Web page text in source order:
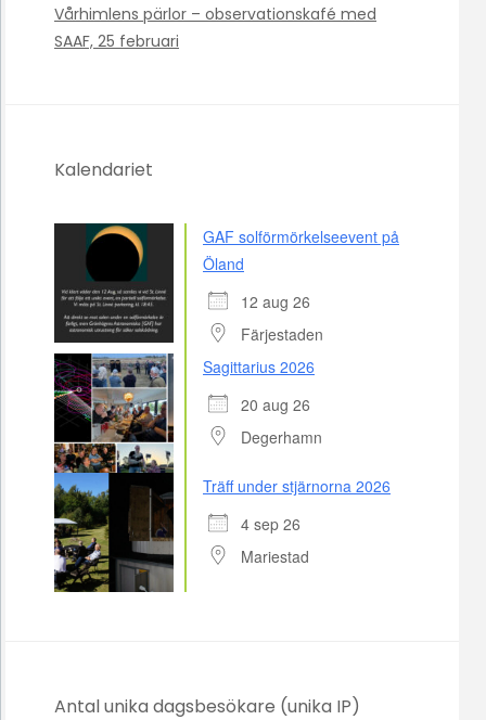
Vårhimlens pärlor – observationskafé med
SAAF, 25 februari
Kalendariet
GAF solförmörkelseevent på
Öland
12 aug 26
Färjestaden
Sagittarius 2026
20 aug 26
Degerhamn
Träff under stjärnorna 2026
4 sep 26
Mariestad
Antal unika dagsbesökare (unika IP)